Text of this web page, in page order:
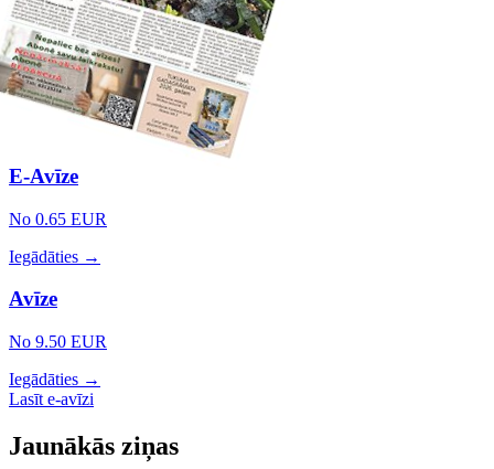
E-Avīze
No 0.65 EUR
Iegādāties →
Avīze
No 9.50 EUR
Iegādāties →
Lasīt e-avīzi
Jaunākās ziņas